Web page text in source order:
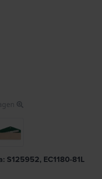
S125952, EC1180-81L